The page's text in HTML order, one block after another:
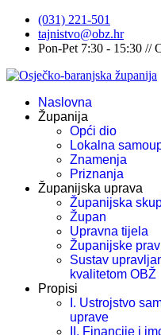
(031) 221-501
tajnistvo@obz.hr
Pon-Pet 7:30 - 15:30 //
Naslovna
Županija
Opći dio
Lokalna
Znamenja
Priznanja
Županijska uprava
Županijska
Župan
Upravna tijela
Županijske
Sustav
kvalitetom OBŽ
Propisi
I. Ustrojstvo
uprave
II. Financije i